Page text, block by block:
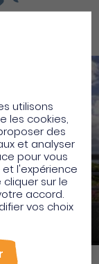
Bleu
des
mode “sur
utilisons
les cookies,
des
et analyser
pour vous
l'expérience
sur le
accord.
vos choix